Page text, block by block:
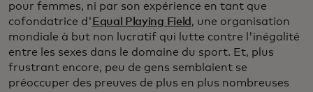
pour femmes, ni par son expérience en tant que
cofondatrice d' Equal Playing Field , une organisation
mondiale à but non lucratif qui lutte contre l'inégalité
entre les sexes dans le domaine du sport. Et, plus
frustrant encore, peu de gens semblaient se
préoccuper des preuves de plus en plus nombreuses